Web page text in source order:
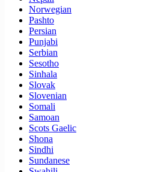
Norwegian
Pashto
Persian
Punjabi
Serbian
Sesotho
Sinhala
Slovak
Slovenian
Somali
Samoan
Scots Gaelic
Shona
Sindhi
Sundanese